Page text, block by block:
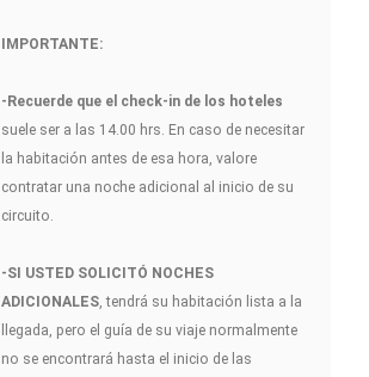
IMPORTANTE:
-Recuerde que el check-in de los hoteles
suele ser a las 14.00 hrs. En caso de necesitar
la habitación antes de esa hora, valore
contratar una noche adicional al inicio de su
circuito.
-SI USTED SOLICITÓ NOCHES
ADICIONALES, tendrá su habitación lista a la
llegada, pero el guía de su viaje normalmente
no se encontrará hasta el inicio de las